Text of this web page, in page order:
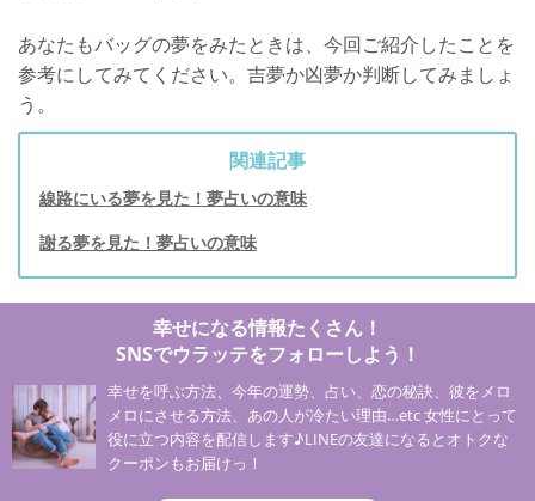
あなたもバッグの夢をみたときは、今回ご紹介したことを
参考にしてみてください。吉夢か凶夢か判断してみましょ
う。
関連記事
線路にいる夢を見た！夢占いの意味
謝る夢を見た！夢占いの意味
幸せになる情報たくさん！
SNSでウラッテをフォローしよう！
幸せを呼ぶ方法、今年の運勢、占い、恋の秘訣、彼をメロ
メロにさせる方法、あの人が冷たい理由…etc 女性にとって
役に立つ内容を配信します♪LINEの友達になるとオトクな
クーポンもお届けっ！